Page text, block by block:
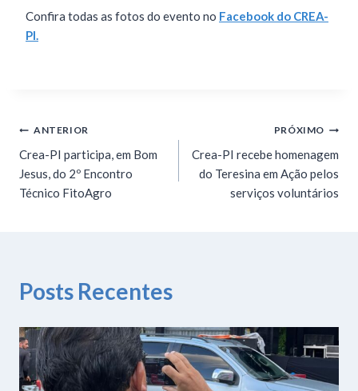
Confira todas as fotos do evento no Facebook do CREA-
PI.
ANTERIOR
Crea-PI participa, em Bom
Jesus, do 2º Encontro
Técnico FitoAgro
PRÓXIMO
Crea-PI recebe homenagem
do Teresina em Ação pelos
serviços voluntários
Posts Recentes